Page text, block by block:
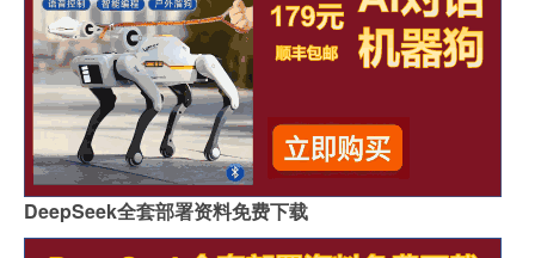
DeepSeek全套部署资料免费下载